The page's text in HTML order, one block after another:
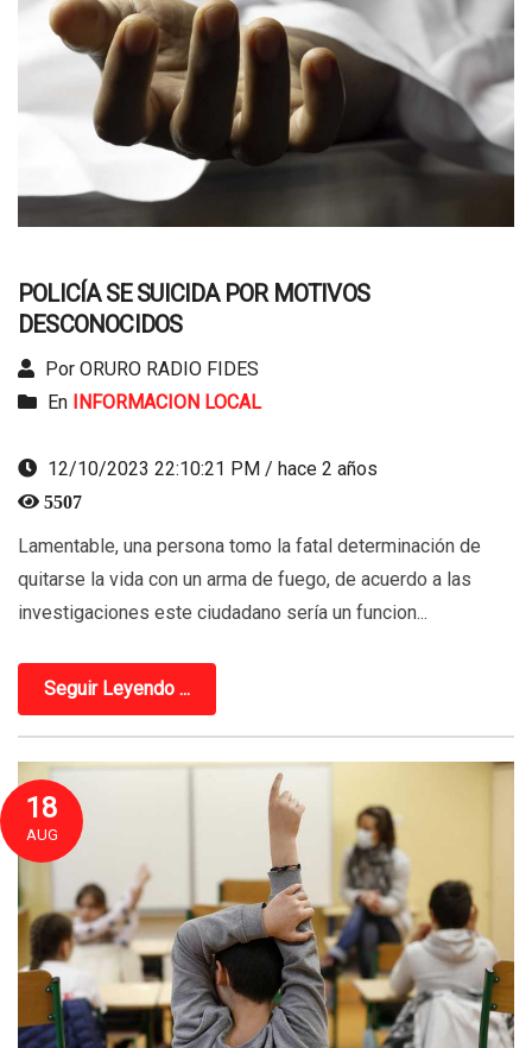
POLICÍA SE SUICIDA POR MOTIVOS
DESCONOCIDOS
Por ORURO RADIO FIDES
En INFORMACION LOCAL
12/10/2023 22:10:21 PM / hace 2 años
5507
Lamentable, una persona tomo la fatal determinación de
quitarse la vida con un arma de fuego, de acuerdo a las
investigaciones este ciudadano sería un funcion...
Seguir Leyendo ...
18
AUG